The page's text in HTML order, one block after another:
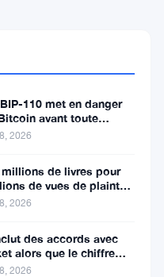
110 met en danger
avant toute
2026
millions de livres pour
de vues de plaintes
2026
des accords avec
alors que le chiffre
2026